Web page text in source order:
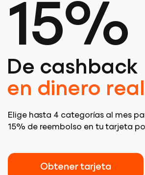
15%
De cashback
en dinero real
Elige hasta 4 categorías al mes
15% de reembolso en tu tarjeta
Obtener tarjeta